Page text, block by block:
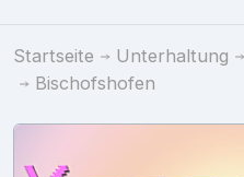
Startseite Unterhaltung
Bischofshofen